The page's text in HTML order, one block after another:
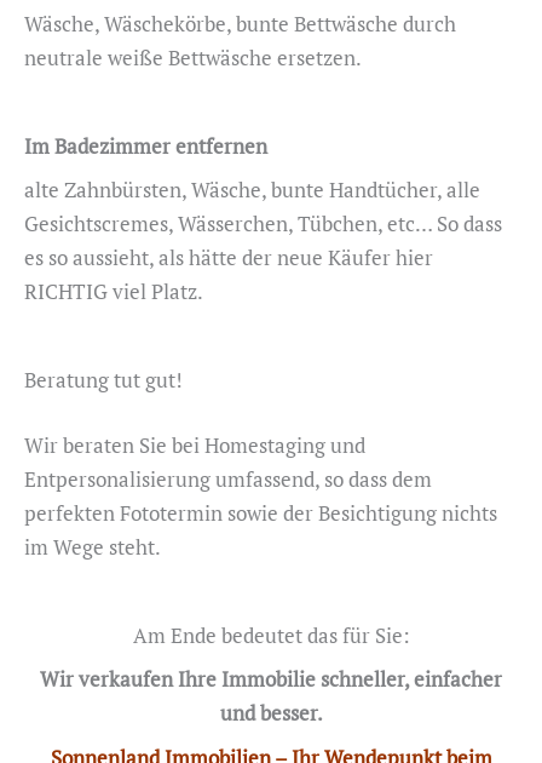
Wäsche, Wäschekörbe, bunte Bettwäsche durch
neutrale weiße Bettwäsche ersetzen.
Im Badezimmer entfernen
alte Zahnbürsten, Wäsche, bunte Handtücher, alle
Gesichtscremes, Wässerchen, Tübchen, etc… So dass
es so aussieht, als hätte der neue Käufer hier
RICHTIG viel Platz.
Beratung tut gut!
Wir beraten Sie bei Homestaging und
Entpersonalisierung umfassend, so dass dem
perfekten Fototermin sowie der Besichtigung nichts
im Wege steht.
Am Ende bedeutet das für Sie:
Wir verkaufen Ihre Immobilie schneller, einfacher
und besser.